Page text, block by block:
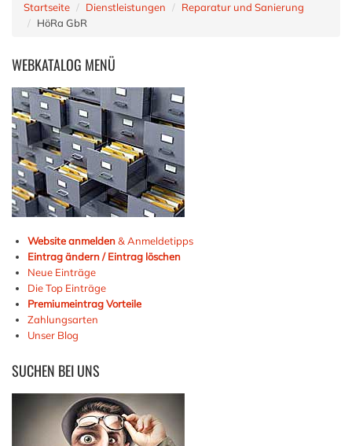
Startseite Dienstleistungen
Reparatur und Sanierung
HöRa GbR
WEBKATALOG MENÜ
Website anmelden& Anmeldetipps
Eintrag ändern / Eintrag löschen
Neue Einträge
Die Top Einträge
Premiumeintrag Vorteile
Zahlungsarten
Unser Blog
SUCHEN BEI UNS